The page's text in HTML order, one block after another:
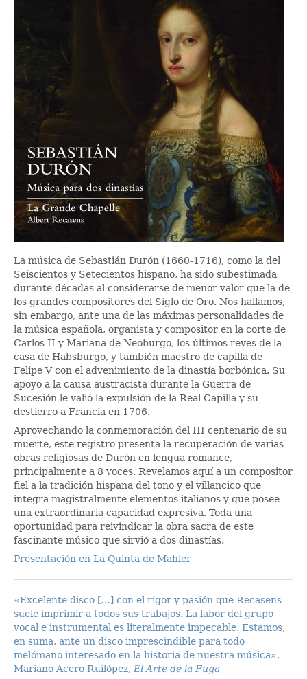
La música de Sebastián Durón (1660-1716), como la del
Seiscientos y Setecientos hispano, ha sido subestimada
durante décadas al considerarse de menor valor que la de
los grandes compositores del Siglo de Oro. Nos hallamos,
sin embargo, ante una de las máximas personalidades de
la música española, organista y compositor en la corte de
Carlos II y Mariana de Neoburgo, los últimos reyes de la
casa de Habsburgo, y también maestro de capilla de
Felipe V con el advenimiento de la dinastía borbónica. Su
apoyo a la causa austracista durante la Guerra de
Sucesión le valió la expulsión de la Real Capilla y su
destierro a Francia en 1706.
Aprovechando la conmemoración del III centenario de su
muerte, este registro presenta la recuperación de varias
obras religiosas de Durón en lengua romance,
principalmente a 8 voces. Revelamos aquí a un compositor
fiel a la tradición hispana del tono y el villancico que
integra magistralmente elementos italianos y que posee
una extraordinaria capacidad expresiva. Toda una
oportunidad para reivindicar la obra sacra de este
fascinante músico que sirvió a dos dinastías.
Presentación en La Quinta de Mahler
«Excelente disco […] con el rigor y pasión que Recasens
suele imprimir a todos sus trabajos. La labor del grupo
vocal e instrumental es literalmente impecable. Estamos,
en suma, ante un disco imprescindible para todo
melómano interesado en la historia de nuestra música»,
Mariano Acero Ruilópez, El Arte de la Fuga